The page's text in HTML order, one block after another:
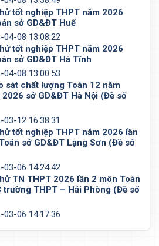
tốt nghiệp THPT năm 2026
sở GD&ĐT Huế
04-08 13:08:22
tốt nghiệp THPT năm 2026
sở GD&ĐT Hà Tĩnh
04-08 13:00:53
sát chất lượng Toán 12 năm
sở GD&ĐT Hà Nội (Đề số
03-12 16:38:31
tốt nghiệp THPT năm 2026 lần
sở GD&ĐT Lạng Sơn (Đề số
03-06 14:24:42
TN THPT 2026 lần 2 môn Toán
trường THPT – Hải Phòng (Đề số
03-06 14:17:36